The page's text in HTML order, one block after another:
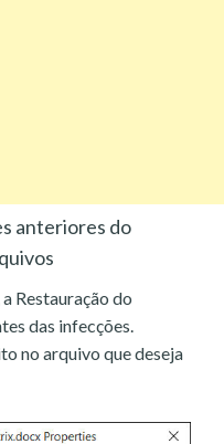
anteriores do
Restauração do
das infecções.
no arquivo que deseja